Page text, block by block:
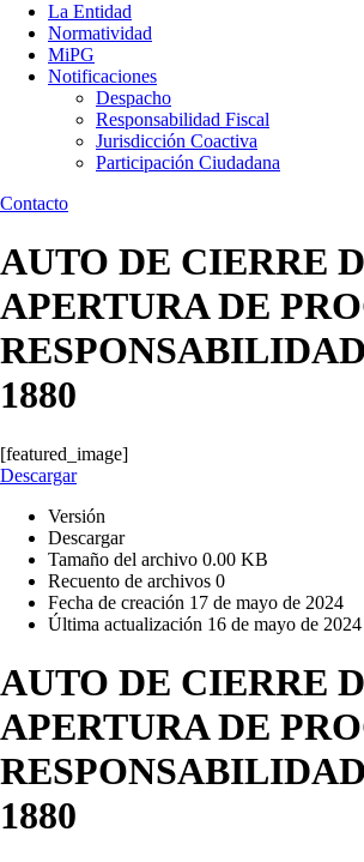
La Entidad
Normatividad
MiPG
Notificaciones
Despacho
Responsabilidad Fiscal
Jurisdicción Coactiva
Participación Ciudadana
Contacto
AUTO DE CIERRE
APERTURA DE
1880
[featured_image]
Descargar
Versión
Descargar
Tamaño del archivo 0.00 KB
Recuento de archivos 0
Fecha de creación 17 de mayo de 2024
Última actualización 16 de mayo de 2024
AUTO DE CIERRE
APERTURA DE
1880